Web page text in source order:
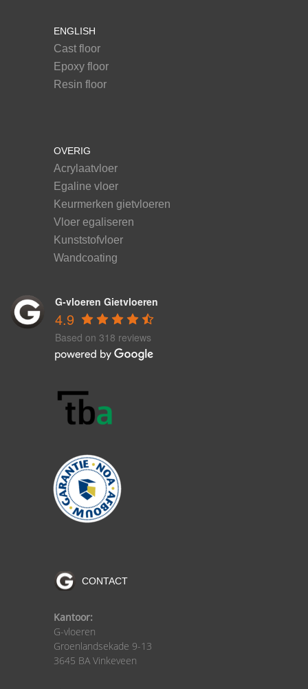
ENGLISH
Cast floor
Epoxy floor
Resin floor
OVERIG
Acrylaatvloer
Egaline vloer
Keurmerken gietvloeren
Vloer egaliseren
Kunststofvloer
Wandcoating
G-vloeren Gietvloeren
4.9
Based on 318 reviews
CONTACT
Kantoor:
G-vloeren
Groenlandsekade 9-13
3645 BA Vinkeveen